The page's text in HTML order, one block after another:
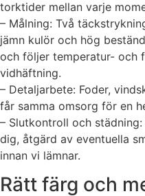
torktider mellan varje
– Målning: Två
jämn kulör och hög
och följer temperatur- och
vidhäftning.
– Detaljarbete: Foder,
får samma omsorg för en
– Slutkontroll och
dig, åtgärd av eventuella
innan vi lämnar.
Rätt färg och